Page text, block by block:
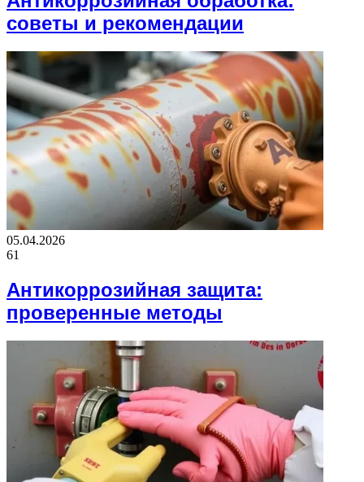
советы и рекомендации
05.04.2026
61
Антикоррозийная защита:
проверенные методы